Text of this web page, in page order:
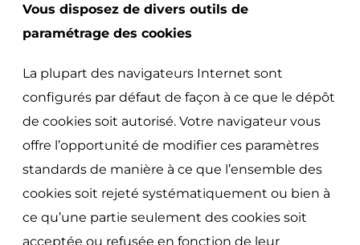
Vous disposez de divers outils de
paramétrage des cookies
La plupart des navigateurs Internet sont
configurés par défaut de façon à ce que le dépôt
de cookies soit autorisé. Votre navigateur vous
offre l’opportunité de modifier ces paramètres
standards de manière à ce que l’ensemble des
cookies soit rejeté systématiquement ou bien à
ce qu’une partie seulement des cookies soit
acceptée ou refusée en fonction de leur